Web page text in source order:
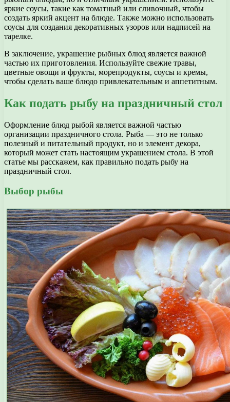
яркие соусы, такие как томатный или сливочный, чтобы
создать яркий акцент на блюде. Также можно использовать
соусы для создания декоративных узоров или надписей на
тарелке.
В заключение, украшение рыбных блюд является важной
частью их приготовления. Используйте свежие травы,
цветные овощи и фрукты, морепродукты, соусы и кремы,
чтобы сделать ваше блюдо привлекательным и аппетитным.
Как подать рыбу на праздничный стол
Оформление блюд рыбой является важной частью
организации праздничного стола. Рыба — это не только
полезный и питательный продукт, но и элемент декора,
который может стать настоящим украшением стола. В этой
статье мы расскажем, как правильно подать рыбу на
праздничный стол.
Выбор рыбы